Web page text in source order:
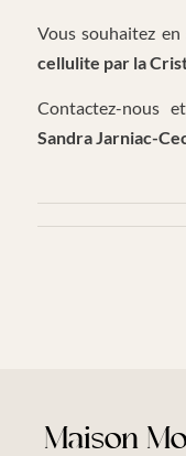
Vous souhaitez
cellulite par la
Contactez-nous
Sandra Jarniac-
Maison